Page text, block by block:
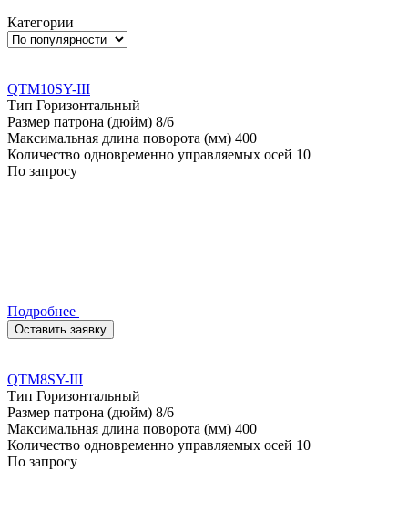
Категории
QTM10SY-III
Тип Горизонтальный
Размер патрона (дюйм) 8/6
Максимальная длина поворота (мм) 400
Количество одновременно управляемых осей 10
По запросу
Подробнее
Оставить заявку
QTM8SY-III
Тип Горизонтальный
Размер патрона (дюйм) 8/6
Максимальная длина поворота (мм) 400
Количество одновременно управляемых осей 10
По запросу